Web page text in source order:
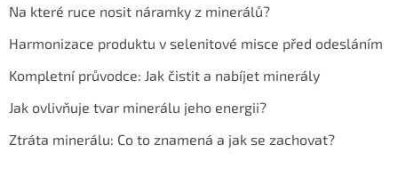
Na které ruce nosit náramky z minerálů?
Harmonizace produktu v selenitové misce před odesláním
Kompletní průvodce: Jak čistit a nabíjet minerály
Jak ovlivňuje tvar minerálu jeho energii?
Ztráta minerálu: Co to znamená a jak se zachovat?